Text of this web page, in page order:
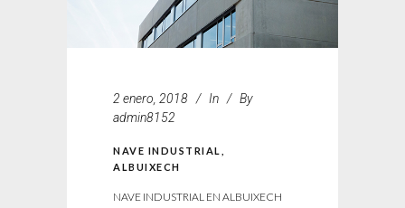
2 enero, 2018 In
By
admin8152
NAVE INDUSTRIAL,
ALBUIXECH
NAVE INDUSTRIAL EN ALBUIXECH